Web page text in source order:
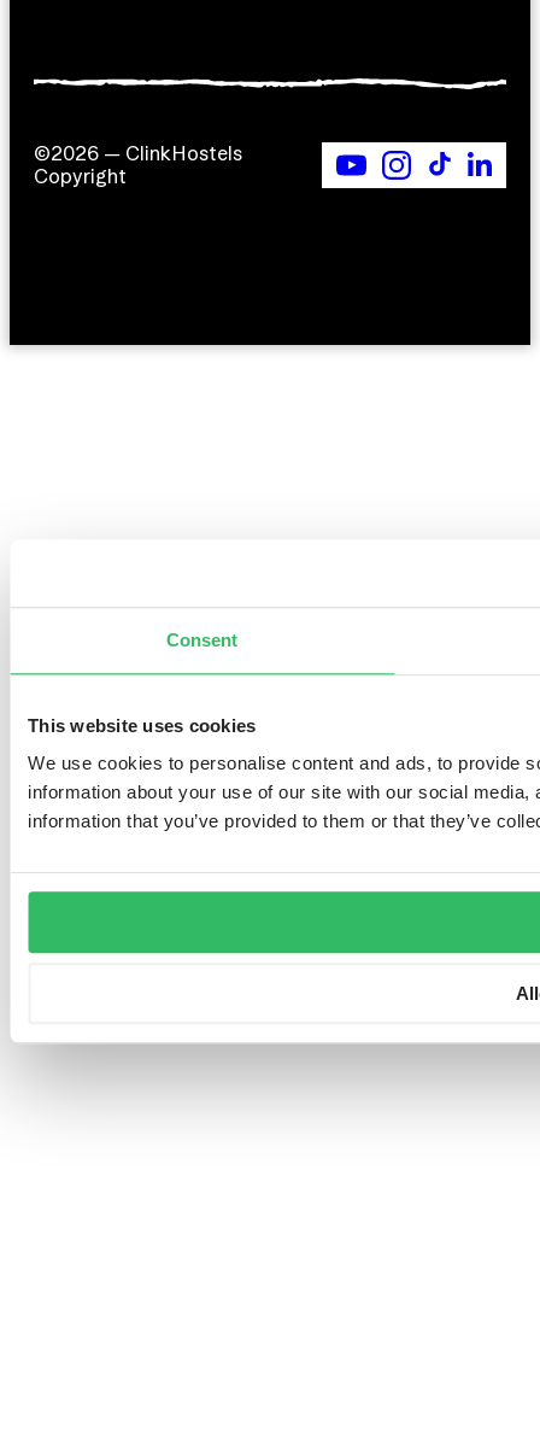
Consent
This website uses cookies
We use cookies to personalise content and ads, to provide
information about your use of our site with our social
information that you’ve provided to them or that they’ve
©2026 — ClinkHostels
Copyright